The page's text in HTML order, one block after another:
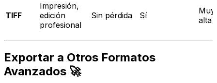
TIFF
Impresión,
edición
profesional
Sin pérdida Sí
Muy
alta
Exportar a Otros Formatos
Avanzados 🚀